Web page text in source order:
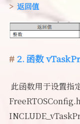
返回值
2. 函数
此函数用于设置指